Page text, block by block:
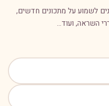
לשמוע על מתכונים חדשים,
השראה, ועוד...